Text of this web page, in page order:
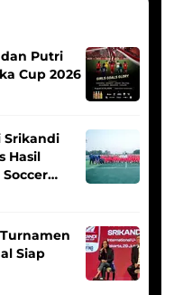
Putri
Cup 2026
Srikandi
Hasil
Siap